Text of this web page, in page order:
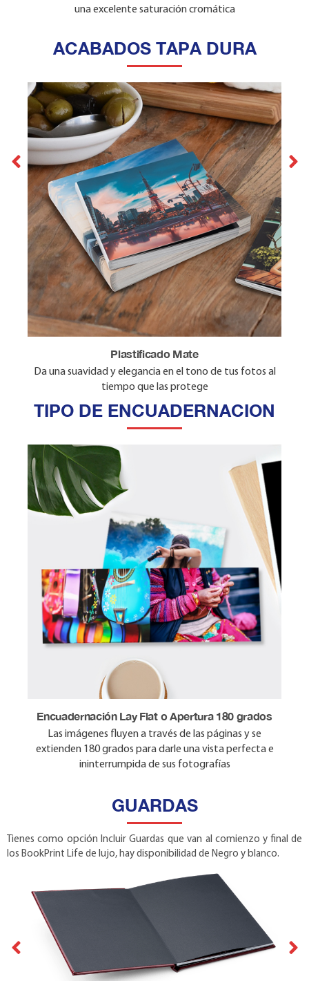
estabilidad de imagen excepcional y una mejor
una excelente saturación cromática
ACABADOS TAPA DURA
Plastificado Brillante
Resalta los colores de las fotos al tiempo que las
protege
Plastificado Mate
Da una suavidad y elegancia en el tono de tus fotos al
tiempo que las protege
TIPO DE ENCUADERNACION
Encuadernación Lay Flat o Apertura 180 grados
Las imágenes fluyen a través de las páginas y se
extienden 180 grados para darle una vista perfecta e
ininterrumpida de sus fotografías
GUARDAS
Tienes como opción Incluir Guardas que van al comienzo y final de
los BookPrint Life de lujo, hay disponibilidad de Negro y blanco.